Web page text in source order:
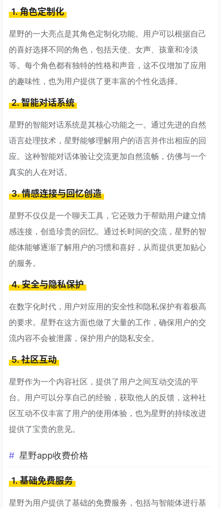
1. 角色定制化
星野的一大亮点是其角色定制化功能。用户可以根据自己
的喜好选择不同的角色，包括天使、女声、孩童和冷淡
等。每个角色都有独特的性格和声音，这不仅增加了应用
的趣味性，也为用户提供了更丰富的个性化选择。
2. 智能对话系统
星野的智能对话系统是其核心功能之一。通过先进的自然
语言处理技术，星野能够理解用户的语言并作出相应的回
应。这种智能对话体验让交流更加自然流畅，仿佛与一个
真实的人在对话。
3. 情感连接与回忆创造
星野不仅仅是一个聊天工具，它还致力于帮助用户建立情
感连接，创造珍贵的回忆。通过长时间的交流，星野的智
能体能够逐渐了解用户的习惯和喜好，从而提供更加贴心
的服务。
4. 安全与隐私保护
在数字化时代，用户对应用的安全性和隐私保护有着极高
的要求。星野在这方面也做了大量的工作，确保用户的交
流内容不会被泄露，保护用户的隐私安全。
5. 社区互动
星野作为一个内容社区，提供了用户之间互动交流的平
台。用户可以分享自己的经验，获取他人的反馈，这种社
区互动不仅丰富了用户的使用体验，也为星野的持续改进
提供了宝贵的意见。
星野app收费价格
1. 基础免费服务
星野为用户提供了基础的免费服务，包括与智能体进行基